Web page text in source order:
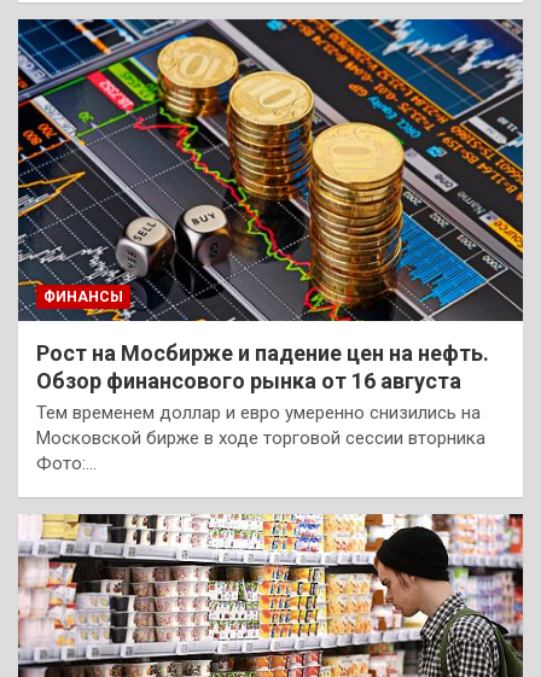
ФИНАНСЫ
Рост на Мосбирже и падение цен на нефть.
Обзор финансового рынка от 16 августа
Тем временем доллар и евро умеренно снизились на
Московской бирже в ходе торговой сессии вторника
Фото:…